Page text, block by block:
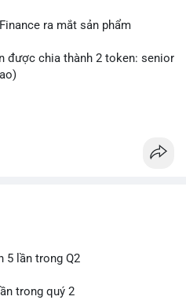
ra mắt sản phẩm
được chia thành 2 token: senior
5 lần trong Q2
trong quý 2